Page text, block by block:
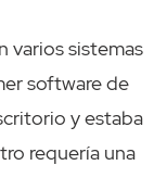
varios sistemas
software de
y estaba
requería una